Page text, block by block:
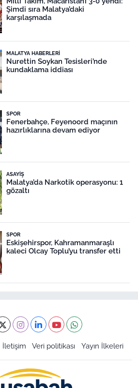
Şimdi sıra Malatya’daki
karşılaşmada
MALATYA HABERLERI
Nurettin Soykan Tesisleri’nde
kundaklama iddiası
SPOR
Fenerbahçe, Feyenoord maçının
hazırlıklarına devam ediyor
ASAYIŞ
Malatya’da Narkotik operasyonu: 1
gözaltı
SPOR
Eskişehirspor, Kahramanmaraşlı
kaleci Olcay Toplu’yu transfer etti
İletişim Veri politikası Yayın İlkeleri